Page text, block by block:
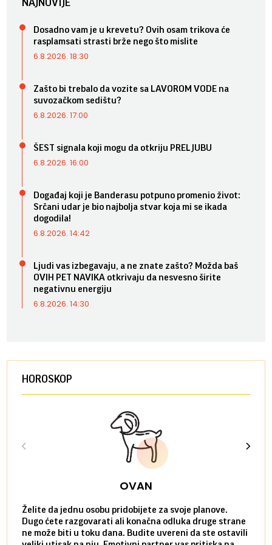
NAJNOVIJE
Dosadno vam je u krevetu? Ovih osam trikova će
rasplamsati strasti brže nego što mislite
6.8.2026. 18:30
Zašto bi trebalo da vozite sa LAVOROM VODE na
suvozačkom sedištu?
6.8.2026. 17:00
ŠEST signala koji mogu da otkriju PRELJUBU
6.8.2026. 16:00
Događaj koji je Banderasu potpuno promenio život:
Srčani udar je bio najbolja stvar koja mi se ikada
dogodila!
6.8.2026. 14:42
Ljudi vas izbegavaju, a ne znate zašto? Možda baš
OVIH PET NAVIKA otkrivaju da nesvesno širite
negativnu energiju
6.8.2026. 14:30
HOROSKOP
OVAN
Želite da jednu osobu pridobijete za svoje planove.
Dugo ćete razgovarati ali konačna odluka druge strane
ne može biti u toku dana. Budite uvereni da ste ostavili